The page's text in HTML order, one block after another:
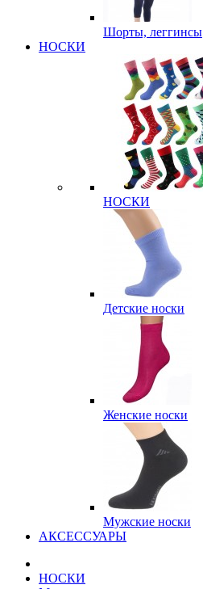
Шорты, леггинсы
НОСКИ
НОСКИ
Детские носки
Женские носки
Мужские носки
АКСЕССУАРЫ
НОСКИ